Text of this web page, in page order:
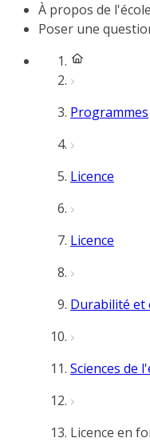
À propos de l'école
Poser une
Programmes
Licence
Licence
Durabilité et
Sciences de
Licence en